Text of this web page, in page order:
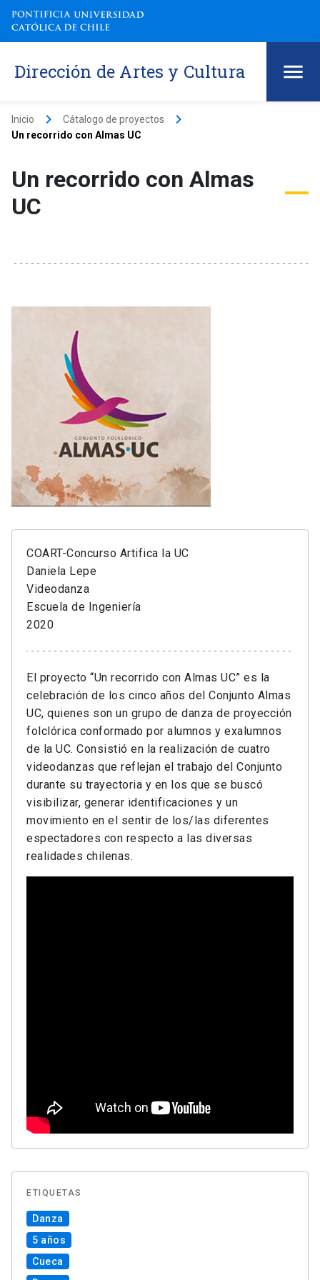
Dirección de Artes y Cultura
Inicio keyboard_arrow_right Cátalogo de proyectos keyboard_arrow_right
Un recorrido con Almas UC
Un recorrido con Almas
UC
COART-Concurso Artifica la UC
Daniela Lepe
Videodanza
Escuela de Ingeniería
2020
El proyecto “Un recorrido con Almas UC” es la
celebración de los cinco años del Conjunto Almas
UC, quienes son un grupo de danza de proyección
folclórica conformado por alumnos y exalumnos
de la UC. Consistió en la realización de cuatro
videodanzas que reflejan el trabajo del Conjunto
durante su trayectoria y en los que se buscó
visibilizar, generar identificaciones y un
movimiento en el sentir de los/las diferentes
espectadores con respecto a las diversas
realidades chilenas.
ETIQUETAS
Danza
5 años
Cueca